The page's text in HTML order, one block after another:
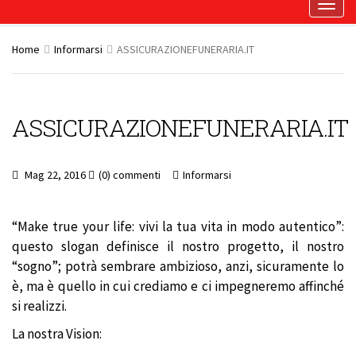
Home Informarsi ASSICURAZIONEFUNERARIA.IT
ASSICURAZIONEFUNERARIA.IT
Mag 22, 2016 (0) commenti Informarsi
“Make true your life: vivi la tua vita in modo autentico”:
questo slogan definisce il nostro progetto, il nostro
“sogno”; potrà sembrare ambizioso, anzi, sicuramente lo
è, ma è quello in cui crediamo e ci impegneremo affinché
si realizzi.
La nostra Vision: